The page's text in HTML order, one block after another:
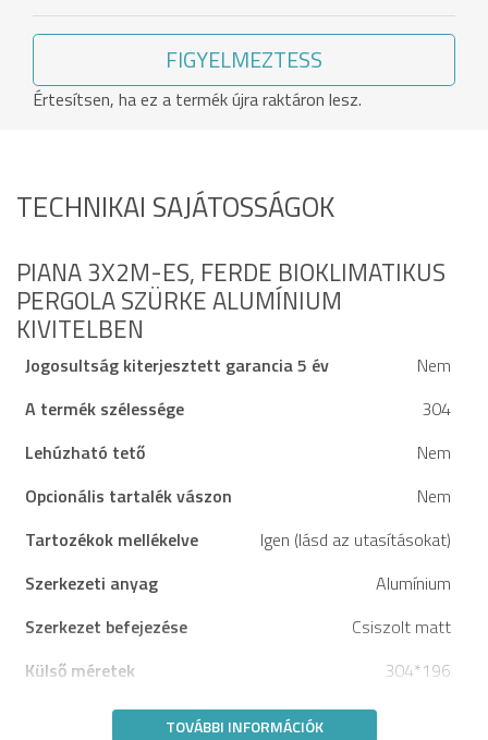
FIGYELMEZTESS
Értesítsen, ha ez a termék újra raktáron lesz.
TECHNIKAI SAJÁTOSSÁGOK
PIANA 3X2M-ES, FERDE BIOKLIMATIKUS
PERGOLA SZÜRKE ALUMÍNIUM
KIVITELBEN
Jogosultság kiterjesztett garancia 5 év
Nem
A termék szélessége
304
Lehúzható tető
Nem
Opcionális tartalék vászon
Nem
Tartozékok mellékelve
Igen (lásd az utasításokat)
Szerkezeti anyag
Alumínium
Szerkezet befejezése
Csiszolt matt
Külső méretek
304*196
TOVÁBBI INFORMÁCIÓK